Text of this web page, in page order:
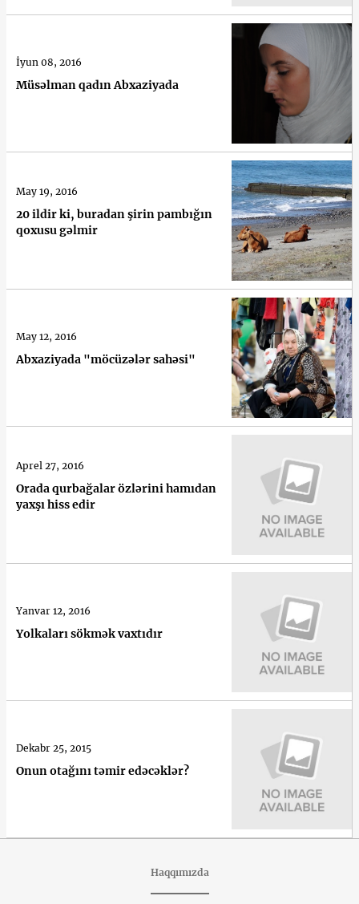
Müsəlman qadın Abxaziyada
İyun 08, 2016
20 ildir ki, buradan şirin pambığın
qoxusu gəlmir
May 19, 2016
Abxaziyada "möcüzələr sahəsi"
May 12, 2016
Orada qurbağalar özlərini hamıdan
yaxşı hiss edir
Aprel 27, 2016
Yolkaları sökmək vaxtıdır
Yanvar 12, 2016
Onun otağını təmir edəcəklər?
Dekabr 25, 2015
Haqqımızda